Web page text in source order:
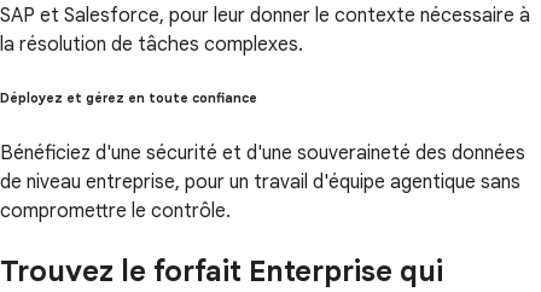
SAP et Salesforce, pour leur donner le contexte nécessaire à
la résolution de tâches complexes.
Déployez et gérez en toute confiance
Bénéficiez d'une sécurité et d'une souveraineté des données
de niveau entreprise, pour un travail d'équipe agentique sans
compromettre le contrôle.
Trouvez le forfait Enterprise qui